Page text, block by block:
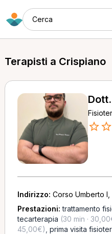
Cerca
Terapisti a Crispiano
Indirizzo: Corso Umberto
Prestazioni:trattamento
tecarterapia (30 min ·
45,00€) prima visita